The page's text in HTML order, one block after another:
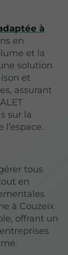
à
en
et la
solution
et
assurant
sur la
tous
en
à Couzeix
offrant un